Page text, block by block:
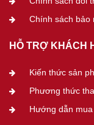
Chính sách bảo
HỖ TRỢ KHÁCH
Kiến thức sản
Phương thức
Hướng dẫn